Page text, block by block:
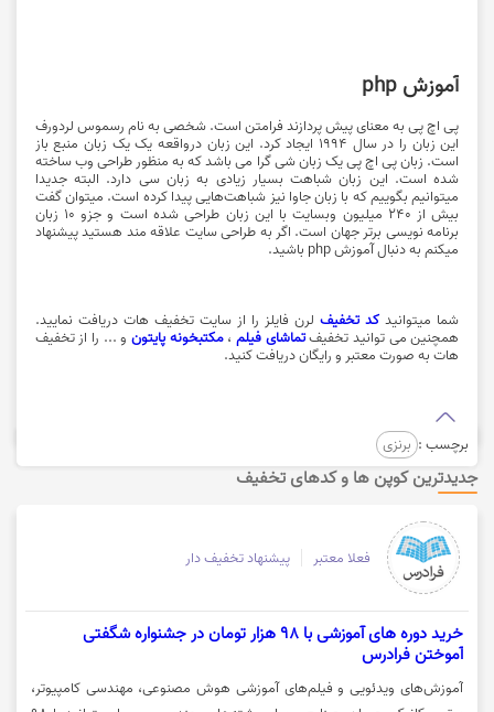
آموزش php
پی اچ پی به معنای پیش پردازند فرامتن است. شخصی به نام رسموس لردورف
این زبان را در سال 1994 ایجاد کرد. این زبان درواقعه یک یک زبان منبع باز
است. زبان پی اچ پی یک زبان شی گرا می باشد که به منظور طراحی وب ساخته
شده است. این زبان شباهت بسیار زیادی به زبان سی دارد. البته جدیدا
میتوانیم بگوییم که با زبان جاوا نیز شباهت‌هایی پیدا کرده است. میتوان گفت
بیش از 240 میلیون وبسایت با این زبان طراحی شده است و جزو 10 زبان
برنامه نویسی برتر جهان است. اگر به طراحی سایت علاقه مند هستید پیشنهاد
میکنم به دنبال آموزش php باشید.
شما میتوانید کد تخفیفلرن فایلز را از سایت تخفیف هات دریافت نمایید.
همچنین می توانید تخفیفتماشای فیلم ،مکتبخونه پایتون و ... را از تخفیف
هات به صورت معتبر و رایگان دریافت کنید.
برچسب : برنزی
جدیدترین کوپن ها و کدهای تخفیف
فعلا معتبر پیشنهاد تخفیف دار
خرید دوره های آموزشی با 98 هزار تومان در جشنواره شگفتی
آموختن فرادرس
آموزش‌های ویدئویی و فیلم‌های آموزشی هوش مصنوعی، مهندسی کامپیوتر،